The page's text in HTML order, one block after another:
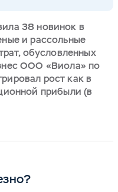
38 новинок в
и рассольные
обусловленных
ООО «Виола» по
рост как в
прибыли (в